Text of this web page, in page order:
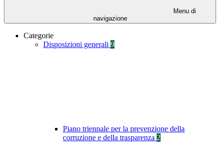
Menu di
navigazione
Categorie
Disposizioni generali 9
Piano triennale per la prevenzione della
corruzione e della trasparenza 2